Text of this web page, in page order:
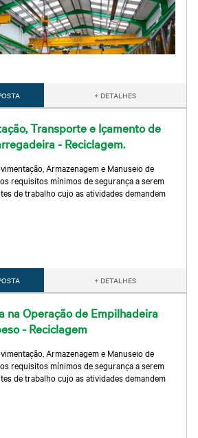
+ DETALHES
Transporte e Içamento de
- Reciclagem.
Armazenagem e Manuseio de
requisitos mínimos de segurança a serem
de trabalho cujo as atividades demandem
+ DETALHES
na Operação de Empilhadeira
- Reciclagem
Armazenagem e Manuseio de
requisitos mínimos de segurança a serem
de trabalho cujo as atividades demandem